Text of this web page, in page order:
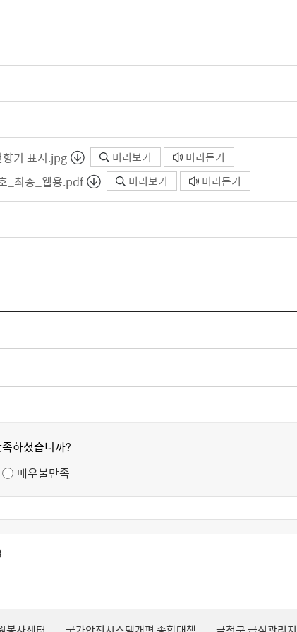
기 표지.jpg 미리보기 미리듣기
_최종_웹용.pdf 미리보기 미리듣기
하셨습니까?
매우불만족